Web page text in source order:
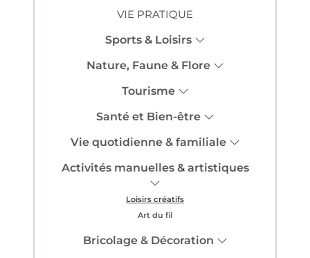
VIE PRATIQUE
Sports & Loisirs
Nature, Faune & Flore
Tourisme
Santé et Bien-être
Vie quotidienne & familiale
Activités manuelles & artistiques
Loisirs créatifs
Art du fil
Bricolage & Décoration